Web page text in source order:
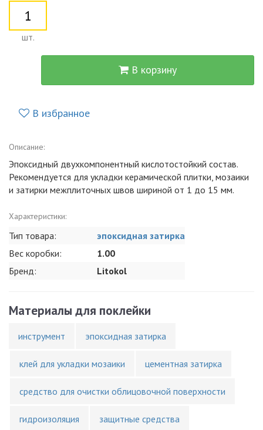
шт.
В корзину
В избранное
Описание:
Эпоксидный двухкомпонентный кислотостойкий состав.
Рекомендуется для укладки керамической плитки, мозаики
и затирки межплиточных швов шириной от 1 до 15 мм.
Характеристики:
Тип товара:
эпоксидная затирка
Вес коробки:
1.00
Бренд:
Litokol
Материалы для поклейки
инструмент эпоксидная затирка
клей для укладки мозаики цементная затирка
средство для очистки облицовочной поверхности
гидроизоляция защитные средства